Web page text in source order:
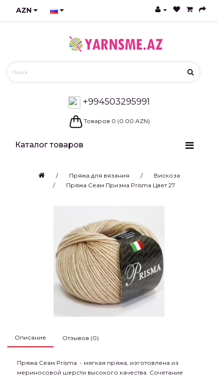
AZN
+994503295991
Товаров 0 (0.00 AZN)
Каталог товаров
Пряжа для вязания
Вискоза
Пряжа Сеам Призма Prisma Цвет 27
Описание Отзывов (0)
Пряжа Сеам Prisma - мягкая пряжа, изготовлена из
мериносовой шерсти высокого качества. Сочетание